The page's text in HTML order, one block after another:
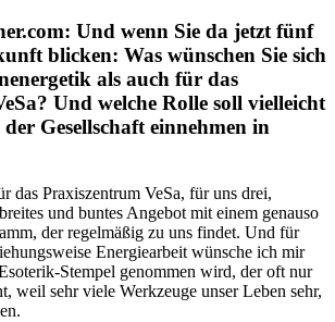
Und wenn Sie da jetzt fünf
blicken: Was wünschen Sie sich
als auch für das
Und welche Rolle soll vielleicht
Gesellschaft einnehmen in
das Praxiszentrum VeSa, für uns drei,
und buntes Angebot mit einem genauso
der regelmäßig zu uns findet. Und für
Energiearbeit wünsche ich mir
Stempel genommen wird, der oft nur
weil sehr viele Werkzeuge unser Leben sehr,